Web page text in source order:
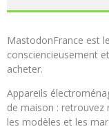
MastodonFrance est
consciencieusement
acheter.
Appareils
de maison : retrouvez
les modèles et les